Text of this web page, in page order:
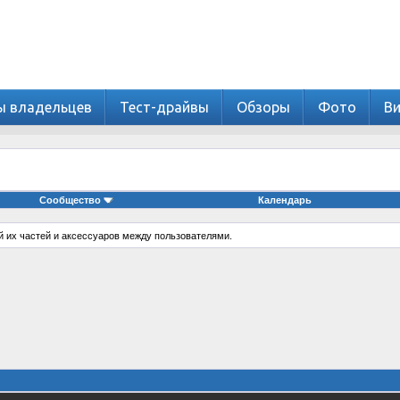
владельцев Тест-драйвы Обзоры Фото
Сообщество Календарь
частей и аксессуаров между пользователями.